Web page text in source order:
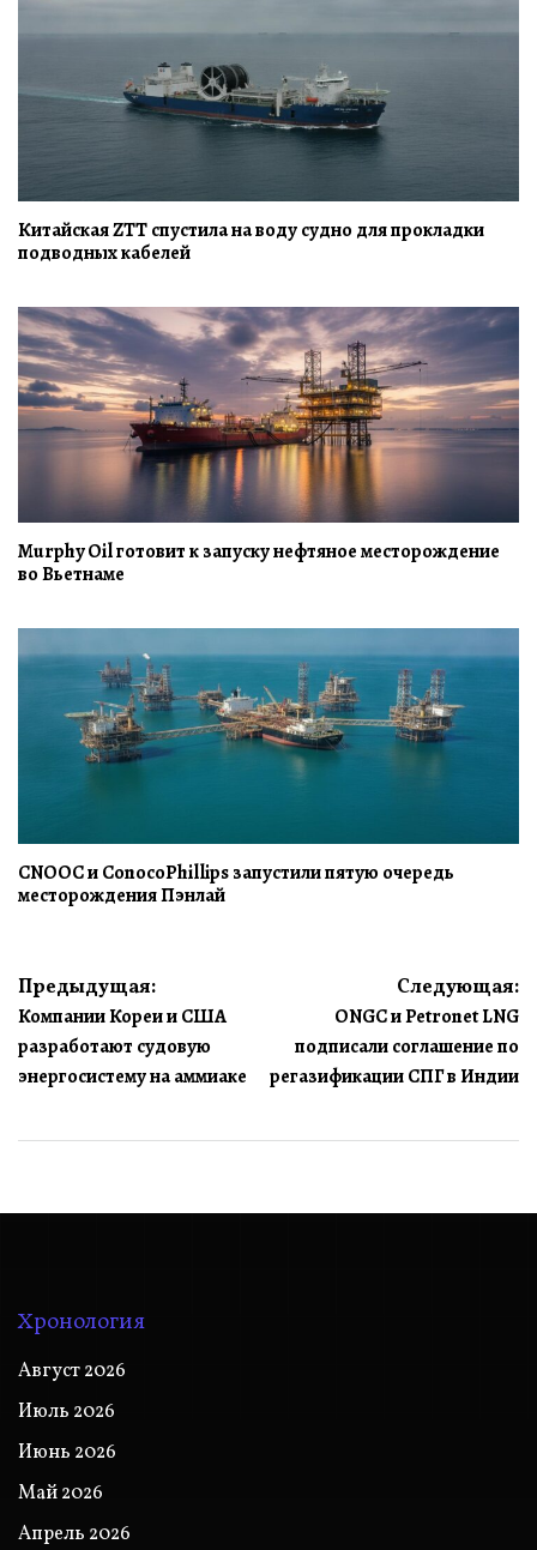
Китайская ZTT спустила на воду судно для прокладки
подводных кабелей
Murphy Oil готовит к запуску нефтяное месторождение
во Вьетнаме
CNOOC и ConocoPhillips запустили пятую очередь
месторождения Пэнлай
Навигация
по
записям
Предыдущая:
Компании Кореи и США
разработают судовую
энергосистему на аммиаке
Следующая:
ONGC и Petronet LNG
подписали соглашение по
регазификации СПГ в Индии
Хронология
Август 2026
Июль 2026
Июнь 2026
Май 2026
Апрель 2026